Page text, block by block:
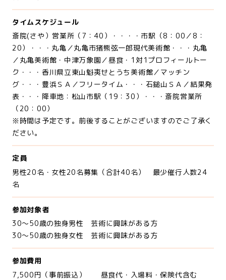
タイムスケジュール
斎院(さや）営業所（7：40）・・・・市駅（8：00／8：
20）・・・丸亀／丸亀市猪熊弦一郎現代美術館・・・丸亀
／丸亀美術館・中津万象園／昼食・1対1プロフィールトー
ク・・・香川県立東山魁夷せとうち美術館／マッチン
グ・・・豊浜ＳＡ／フリータイム・・・石鎚山ＳＡ／結果発
表・・・降車地：松山市駅（19：30）・・・斎院営業所
（20：00）
※時間は予定です。前後することがございますのでご了承く
ださい。
定員
男性20名・女性20名募集（合計40名） 最少催行人数24
名
参加対象者
30～50歳の独身男性 芸術に興味がある方
30～50歳の独身女性 芸術に興味がある方
参加費用
7,500円（事前振込） 昼食代・入場料・保険代含む